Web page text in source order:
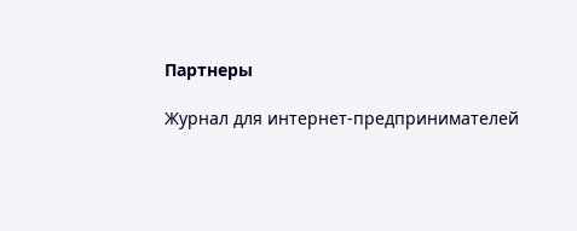
Партнеры
Журнал для интернет-предпринимателей